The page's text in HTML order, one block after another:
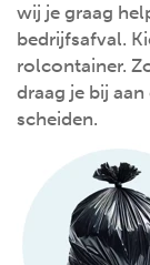
wij je graag
bedrijfsafval.
rolcontainer.
draag je bij
scheiden.